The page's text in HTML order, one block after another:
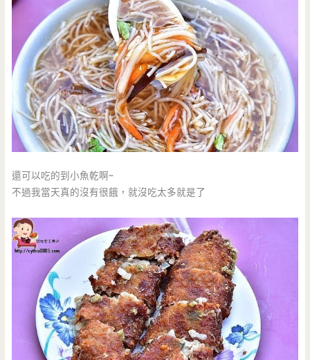
還可以吃的到小魚乾啊~
不過我當天真的沒有很餓，就沒吃太多就是了